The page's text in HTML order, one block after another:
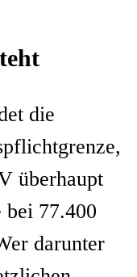
die
überhaupt
bei 77.400
darunter